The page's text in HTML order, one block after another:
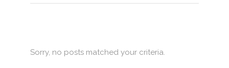
Sorry, no posts matched your criteria.